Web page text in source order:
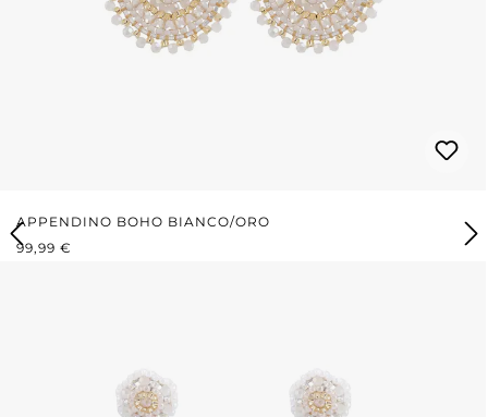
APPENDINO BOHO BIANCO/ORO
PREZZO NORMALE:
99,99 €